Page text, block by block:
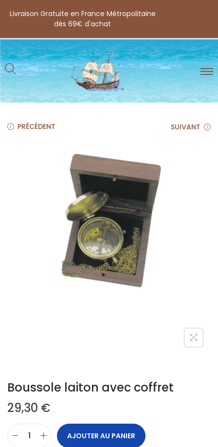
Livraison Gratuite en France Métropolitaine
dès 69€ d'achat
PRÉCÉDENT SUIVANT
Boussole laiton avec coffret
29,30 €
AJOUTER AU PANIER